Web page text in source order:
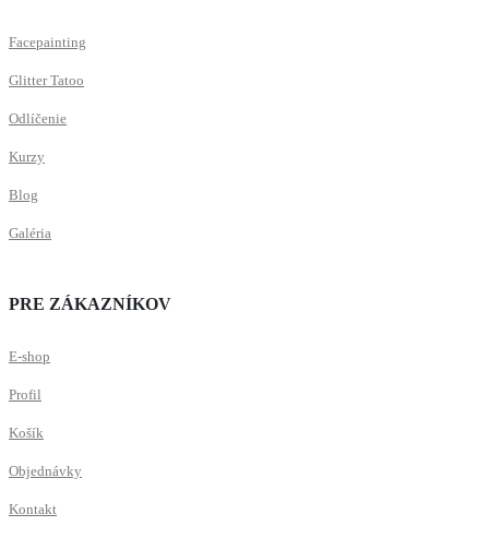
Facepainting
Glitter Tatoo
Odlíčenie
Kurzy
Blog
Galéria
PRE ZÁKAZNÍKOV
E-shop
Profil
Košík
Objednávky
Kontakt